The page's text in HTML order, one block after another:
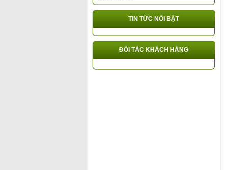
TIN TỨC NỔI BẬT
ĐỐI TÁC KHÁCH HÀNG